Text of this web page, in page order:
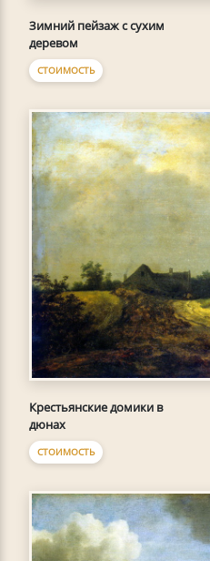
Зимний пейзаж с сухим
деревом
СТОИМОСТЬ
Крестьянские домики в
дюнах
СТОИМОСТЬ